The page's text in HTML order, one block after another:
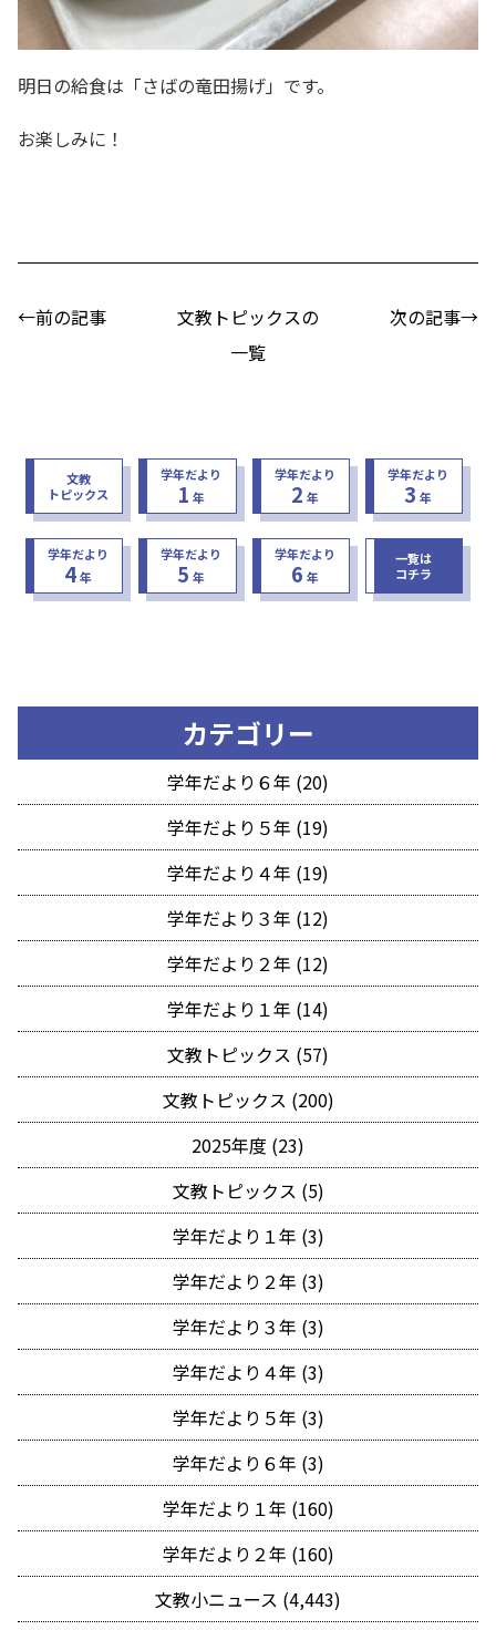
明日の給食は「さばの竜田揚げ」です。
お楽しみに！
←前の記事
文教トピックスの
一覧
次の記事→
文教
トピックス
学年だより
1 年
学年だより
2 年
学年だより
3 年
学年だより
4年
学年だより
5 年
学年だより
6 年
一覧は
コチラ
カテゴリー
学年だより６年 (20)
学年だより５年 (19)
学年だより４年 (19)
学年だより３年 (12)
学年だより２年 (12)
学年だより１年 (14)
文教トピックス (57)
文教トピックス (200)
2025年度 (23)
文教トピックス (5)
学年だより１年 (3)
学年だより２年 (3)
学年だより３年 (3)
学年だより４年 (3)
学年だより５年 (3)
学年だより６年 (3)
学年だより１年 (160)
学年だより２年 (160)
文教小ニュース (4,443)